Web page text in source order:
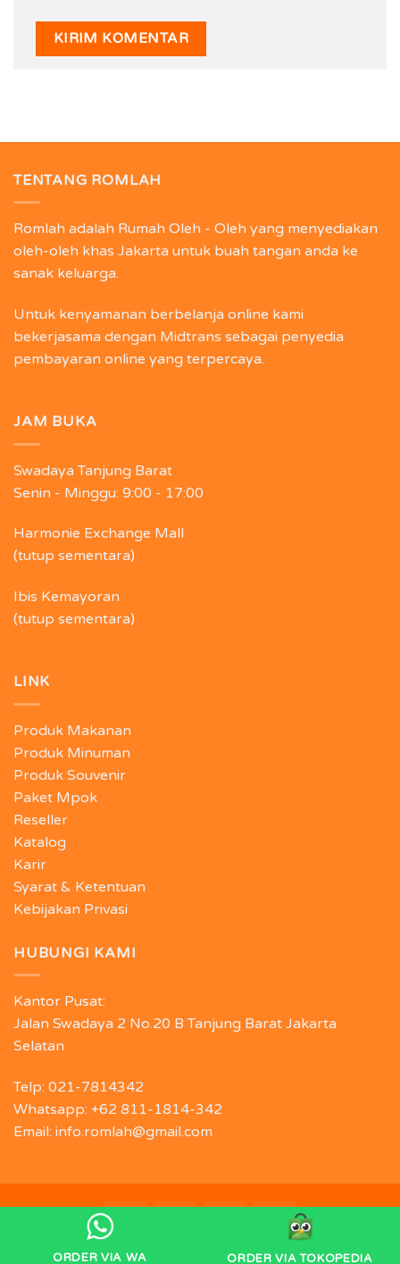
TENTANG ROMLAH
Romlah adalah Rumah Oleh - Oleh yang menyediakan
oleh-oleh khas Jakarta untuk buah tangan anda ke
sanak keluarga.
Untuk kenyamanan berbelanja online kami
bekerjasama dengan Midtrans sebagai penyedia
pembayaran online yang terpercaya.
JAM BUKA
Swadaya Tanjung Barat
Senin - Minggu: 9:00 - 17:00
Harmonie Exchange Mall
(tutup sementara)
Ibis Kemayoran
(tutup sementara)
LINK
Produk Makanan
Produk Minuman
Produk Souvenir
Paket Mpok
Reseller
Katalog
Karir
Syarat & Ketentuan
Kebijakan Privasi
HUBUNGI KAMI
Kantor Pusat:
Jalan Swadaya 2 No.20 B Tanjung Barat Jakarta
Selatan
Telp: 021-7814342
Whatsapp: +62 811-1814-342
Email: info.romlah@gmail.com
ORDER VIA WA ORDER VIA TOKOPEDIA